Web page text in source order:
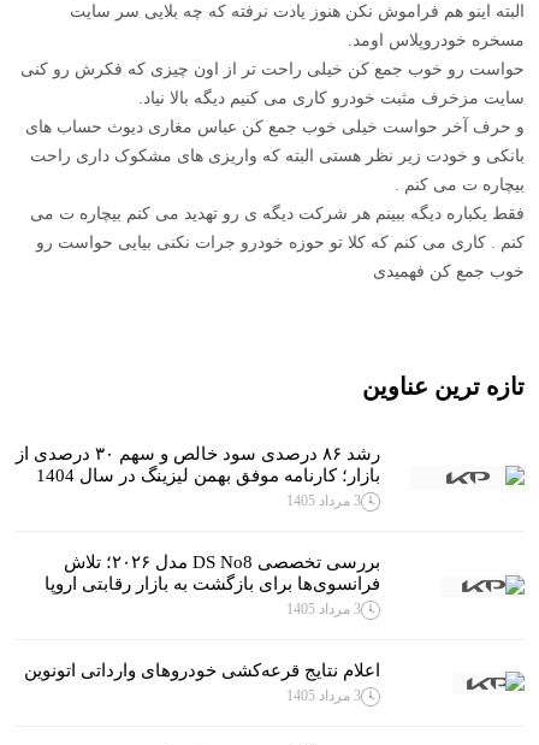
البته اینو هم فراموش نکن هنوز یادت نرفته که چه بلایی سر سایت
مسخره خودروپلاس اومد.
حواست رو خوب جمع کن خیلی راحت تر از اون چیزی که فکرش رو کنی
سایت مزخرف مثبت خودرو کاری می کنیم دیگه بالا نیاد.
و حرف آخر حواست خیلی خوب جمع کن عباس مغاری دیوث حساب های
بانکی و خودت زیر نظر هستی البته که واریزی های مشکوک داری راحت
بیچاره ت می کنم .
فقط یکباره دیگه ببینم هر شرکت دیگه ی رو تهدید می کنم بیچاره ت می
کنم . کاری می کنم که کلا تو حوزه خودرو جرات نکنی بیایی حواست رو
خوب جمع کن فهمیدی
تازه ترین عناوین
رشد ۸۶ درصدی سود خالص و سهم ۳۰ درصدی از
بازار؛ کارنامه موفق بهمن لیزینگ در سال 1404
3 مرداد 1405
بررسی تخصصی DS No8 مدل ۲۰۲۶؛ تلاش
فرانسوی‌ها برای بازگشت به بازار رقابتی اروپا
3 مرداد 1405
اعلام نتایج قرعه‌کشی خودروهای وارداتی اتونوین
3 مرداد 1405